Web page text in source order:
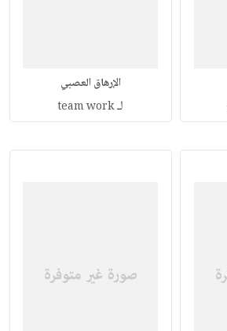
الإرهاق العصبي
لـteam work